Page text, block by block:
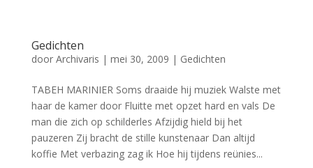
Gedichten
door Archivaris | mei 30, 2009 | Gedichten
TABEH MARINIER Soms draaide hij muziek Walste met
haar de kamer door Fluitte met opzet hard en vals De
man die zich op schilderles Afzijdig hield bij het
pauzeren Zij bracht de stille kunstenaar Dan altijd
koffie Met verbazing zag ik Hoe hij tijdens reünies...